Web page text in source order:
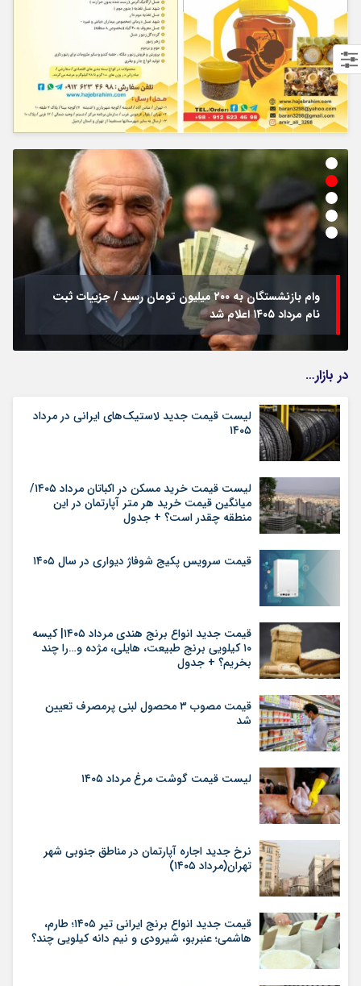
وام بازنشستگان به ۲۰۰ میلیون تومان رسید / جزییات ثبت
نام مرداد ۱۴۰۵ اعلام شد
در بازار…
لیست قیمت جدید لاستیک‌های ایرانی در مرداد
۱۴۰۵
لیست قیمت خرید مسکن در اکباتان مرداد ۱۴۰۵/
میانگین قیمت خرید هر متر آپارتمان در این
منطقه چقدر است؟ + جدول
قیمت سرویس پکیج شوفاژ دیواری در سال ۱۴۰۵
قیمت جدید انواع برنج هندی مرداد ۱۴۰۵| کیسه
۱۰ کیلویی برنج طبیعت، هایلی، مژده و…را چند
بخریم؟ + جدول
قیمت مصوب ۳ محصول لبنی پرمصرف تعیین
شد
لیست قیمت گوشت مرغ مرداد ۱۴۰۵
نرخ جدید اجاره آپارتمان در مناطق جنوبی شهر
تهران(مرداد ۱۴۰۵)
قیمت جدید انواع برنج ایرانی تیر ۱۴۰۵؛ طارم،
هاشمی؛ عنبربو، شیرودی و نیم دانه کیلویی چند؟